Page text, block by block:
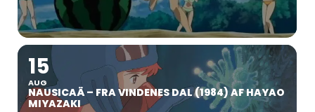
15
AUG
NAUSICAÄ – FRA VINDENES DAL (1984) AF HAYAO
MIYAZAKI